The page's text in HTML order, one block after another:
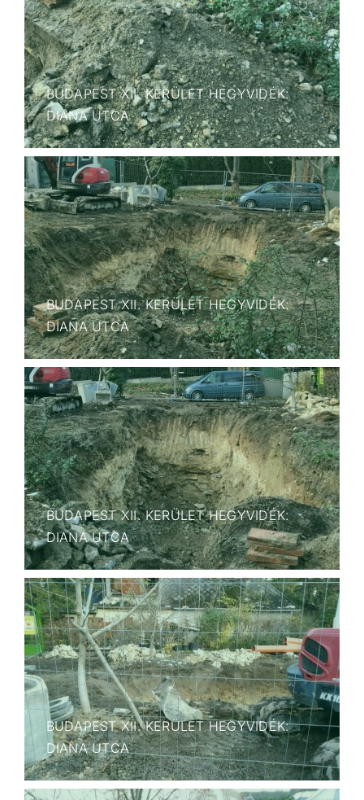
BUDAPEST XII. KERÜLET HEGYVIDÉK:
DIANA UTCA
BUDAPEST XII. KERÜLET HEGYVIDÉK:
DIANA UTCA
BUDAPEST XII. KERÜLET HEGYVIDÉK:
DIANA UTCA
BUDAPEST XII. KERÜLET HEGYVIDÉK:
DIANA UTCA